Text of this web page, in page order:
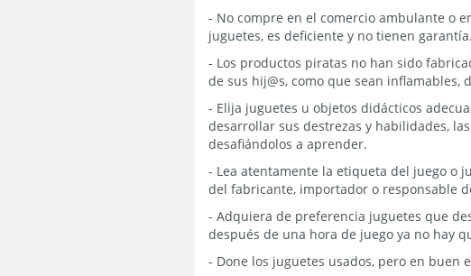
- No compre en el comercio ambulante o
juguetes, es deficiente y no tienen garantía.
- Los productos piratas no han sido
de sus hij@s, como que sean inflamables,
- Elija juguetes u objetos didácticos
desarrollar sus destrezas y habilidades,
desafiándolos a aprender.
- Lea atentamente la etiqueta del juego o
del fabricante, importador o responsable
- Adquiera de preferencia juguetes que
después de una hora de juego ya no hay
- Done los juguetes usados, pero en buen